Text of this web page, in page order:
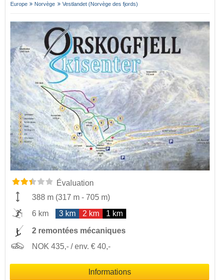
Europe Norvège Vestlandet (Norvège des fjords)
Évaluation
388 m (317 m - 705 m)
6 km
3 km 2 km 1 km
2 remontées mécaniques
NOK 435,- / env. € 40,-
Informations